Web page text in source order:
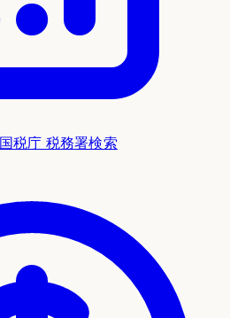
国税庁 税務署検索